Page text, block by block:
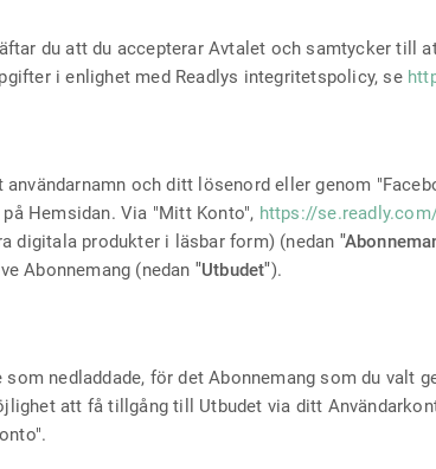
du att du accepterar Avtalet och samtycker till
i enlighet med Readlys integritetspolicy, se
och ditt lösenord eller genom
Hemsidan. Via "Mitt Konto", https://
digitala produkter i läsbar form) (nedan
Abonnemang (nedan "Utbudet").
nedladdade, för det Abonnemang som du valt
att få tillgång till Utbudet via ditt